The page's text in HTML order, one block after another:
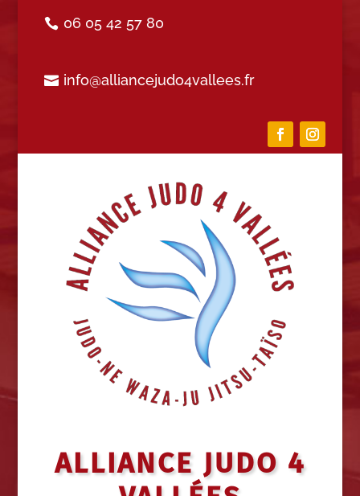
06 05 42 57 80
info@alliancejudo4vallees.fr
ALLIANCE JUDO 4